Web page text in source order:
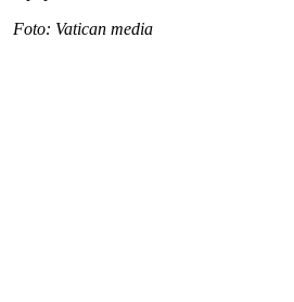
Foto: Vatican media